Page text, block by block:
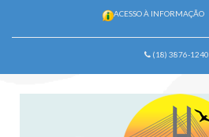
ACESSO À INFORMAÇÃO
(18) 3876-1240